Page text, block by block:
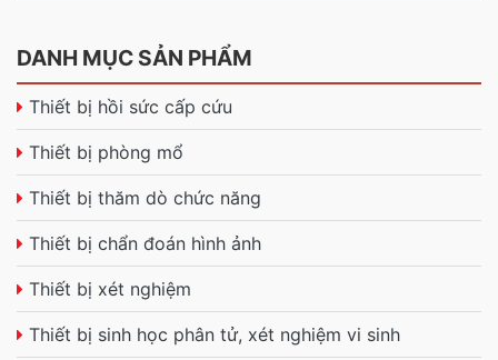
DANH MỤC SẢN PHẨM
Thiết bị hồi sức cấp cứu
Thiết bị phòng mổ
Thiết bị thăm dò chức năng
Thiết bị chẩn đoán hình ảnh
Thiết bị xét nghiệm
Thiết bị sinh học phân tử, xét nghiệm vi sinh